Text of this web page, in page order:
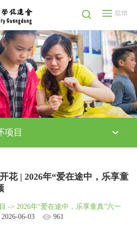
目
花 | 2026年“爱在途中，乐享童
-> 2026年“爱在途中，乐享童真”六一
2026-06-03 961